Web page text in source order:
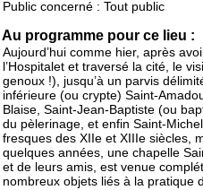
Public concerné : Tout public
Au programme pour ce lieu :
Aujourd’hui comme hier, après
l’Hospitalet et traversé la cité, le
genoux !), jusqu’à un parvis
inférieure (ou crypte) Saint-
Blaise, Saint-Jean-Baptiste (ou
du pèlerinage, et enfin Saint-
fresques des XIIe et XIIIe siècles,
quelques années, une chapelle
et de leurs amis, est venue
nombreux objets liés à la pratique